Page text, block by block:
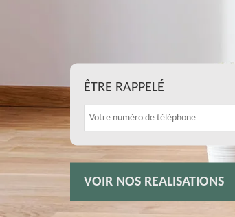
ÊTRE RAPPELÉ
VOIR NOS REALISATIONS